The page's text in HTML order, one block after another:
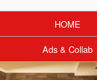
HOME
Ads & Collab